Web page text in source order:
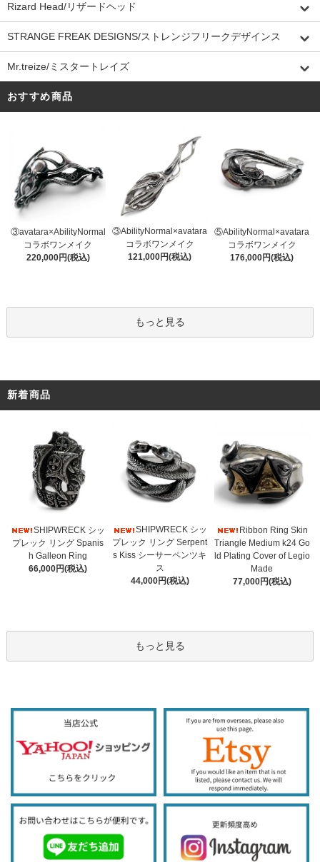
Rizard Head/リザードヘッド
STRANGE FREAK DESIGNS/ストレンジフリークデザインス
Mr.treize/ミスタートレイズ
おすすめ商品
③avatara×AbilityNormal
コラボワンメイク
220,000円(税込)
③AbilityNormal×avatara
コラボワンメイク
121,000円(税込)
⑤AbilityNormal×avatara
コラボワンメイク
176,000円(税込)
もっと見る
新着商品
SHIPWRECK シッ
プレック リング Spanis
h Galleon Ring
66,000円(税込)
SHIPWRECK シッ
プレック リング Serpent
s Kiss シーサーペンツキ
ス
44,000円(税込)
Ribbon Ring Skin
Triangle Medium k24 Go
ld Plating Cover of Legio
Made
77,000円(税込)
もっと見る